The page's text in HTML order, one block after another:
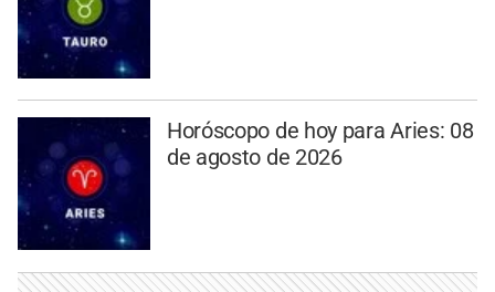
Horóscopo de hoy para Aries: 08
de agosto de 2026